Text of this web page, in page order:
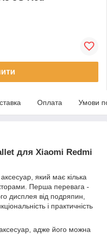
Оплата Умови
для Xiaomi Redmi
який має кілька
Перша перевага -
дисплея від подряпин,
і практичність
адже його можна